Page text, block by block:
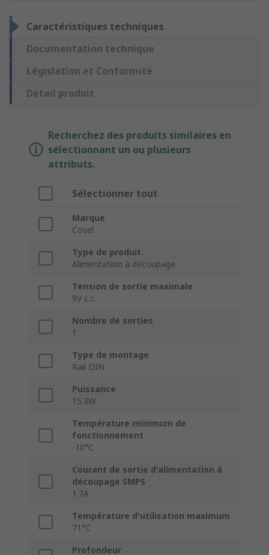
Caractéristiques techniques
Documentation technique
Législation et Conformité
Détail produit
Recherchez des produits similaires en
sélectionnant un ou plusieurs
attributs.
Sélectionner tout
Marque
Cosel
Type de produit
Alimentation à découpage
Tension de sortie maximale
9V c.c.
Nombre de sorties
1
Type de montage
Rail DIN
Puissance
15.3W
Température minimum de
fonctionnement
-10°C
Courant de sortie d'alimentation à
découpage SMPS
1.7A
Température d'utilisation maximum
71°C
Profondeur